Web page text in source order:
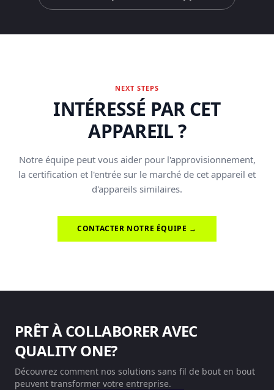
NEXT STEPS
INTÉRESSÉ PAR CET
APPAREIL ?
Notre équipe peut vous aider pour l'approvisionnement,
la certification et l'entrée sur le marché de cet appareil et
d'appareils similaires.
CONTACTER NOTRE ÉQUIPE →
PRÊT À COLLABORER AVEC
QUALITY ONE?
Découvrez comment nos solutions sans fil de bout en bout
peuvent transformer votre entreprise.